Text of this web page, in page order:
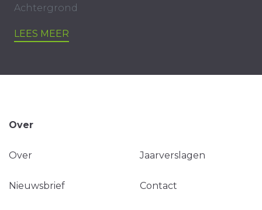
Achtergrond
LEES MEER
Over
Over Jaarverslagen
Nieuwsbrief Contact